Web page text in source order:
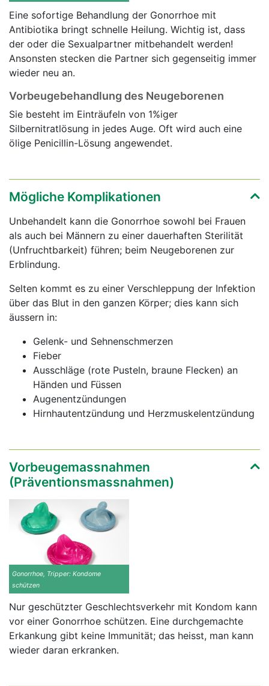
Eine sofortige Behandlung der Gonorrhoe mit
Antibiotika bringt schnelle Heilung. Wichtig ist, dass
der oder die Sexualpartner mitbehandelt werden!
Ansonsten stecken die Partner sich gegenseitig immer
wieder neu an.
Vorbeugebehandlung des Neugeborenen
Sie besteht im Einträufeln von 1%iger
Silbernitratlösung in jedes Auge. Oft wird auch eine
ölige Penicillin-Lösung angewendet.
Mögliche Komplikationen
Unbehandelt kann die Gonorrhoe sowohl bei Frauen
als auch bei Männern zu einer dauerhaften Sterilität
(Unfruchtbarkeit) führen; beim Neugeborenen zur
Erblindung.
Selten kommt es zu einer Verschleppung der Infektion
über das Blut in den ganzen Körper; dies kann sich
äussern in:
Gelenk- und Sehnenschmerzen
Fieber
Ausschläge (rote Pusteln, braune Flecken) an
Händen und Füssen
Augenentzündungen
Hirnhautentzündung und Herzmuskelentzündung
Vorbeugemassnahmen
(Präventionsmassnahmen)
Gonorrhoe, Tripper: Kondome
schützen
Nur geschützter Geschlechtsverkehr mit Kondom kann
vor einer Gonorrhoe schützen. Eine durchgemachte
Erkankung gibt keine Immunität; das heisst, man kann
wieder daran erkranken.